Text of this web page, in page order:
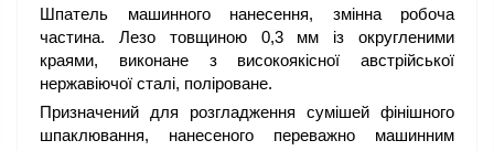
Шпатель машинного нанесення, змінна робоча
частина. Лезо товщиною 0,3 мм із округленими
краями, виконане з високоякісної австрійської
нержавіючої сталі, поліроване.
Призначений для розгладження сумішей фінішного
шпаклювання, нанесеного переважно машинним